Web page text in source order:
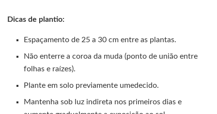
Dicas de plantio:
Espaçamento de 25 a 30 cm entre as plantas.
Não enterre a coroa da muda (ponto de união entre
folhas e raízes).
Plante em solo previamente umedecido.
Mantenha sob luz indireta nos primeiros dias e